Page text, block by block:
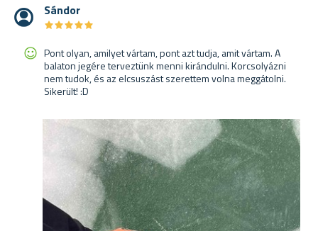
Sándor
★★★★★
★★★★★
Pont olyan, amilyet vártam, pont azt tudja, amit vártam. A
balaton jegére terveztünk menni kirándulni. Korcsolyázni
nem tudok, és az elcsuszást szerettem volna meggátolni.
Sikerült! :D